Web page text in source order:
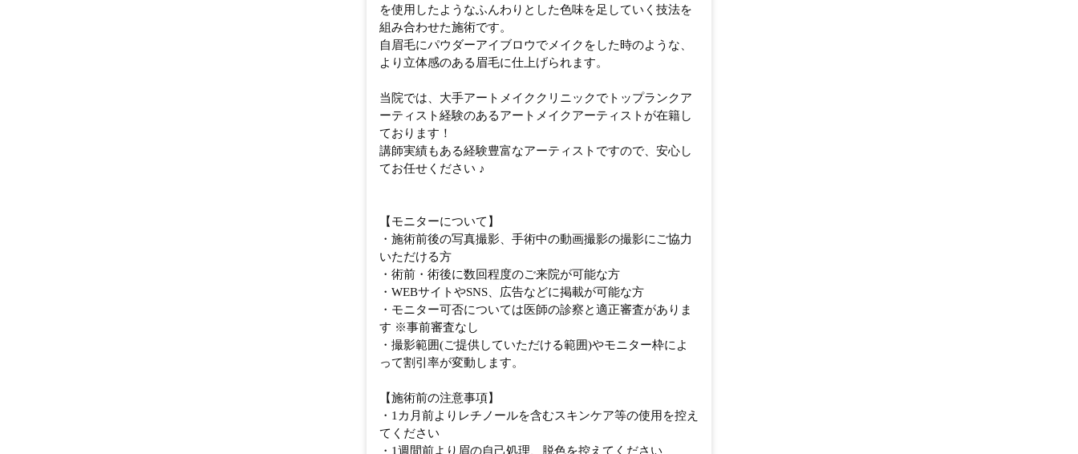
を使用したようなふんわりとした色味を足していく技法を
組み合わせた施術です。
自眉毛にパウダーアイブロウでメイクをした時のような、
より立体感のある眉毛に仕上げられます。
当院では、大手アートメイククリニックでトップランクア
ーティスト経験のあるアートメイクアーティストが在籍し
ております！
講師実績もある経験豊富なアーティストですので、安心し
てお任せください ♪
【モニターについて】
・施術前後の写真撮影、手術中の動画撮影の撮影にご協力
いただける方
・術前・術後に数回程度のご来院が可能な方
・WEBサイトやSNS、広告などに掲載が可能な方
・モニター可否については医師の診察と適正審査がありま
す ※事前審査なし
・撮影範囲(ご提供していただける範囲)やモニター枠によ
って割引率が変動します。
【施術前の注意事項】
・1カ月前よりレチノールを含むスキンケア等の使用を控え
てください
・1週間前より眉の自己処理、脱色を控えてください